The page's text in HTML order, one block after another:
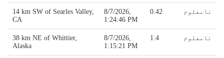
14 km SW of Searles Valley,
CA
8/7/2026,
1:24:46 PM
0.42 نامعلوم
38 km NE of Whittier,
Alaska
8/7/2026,
1:15:21 PM
1.4 نامعلوم